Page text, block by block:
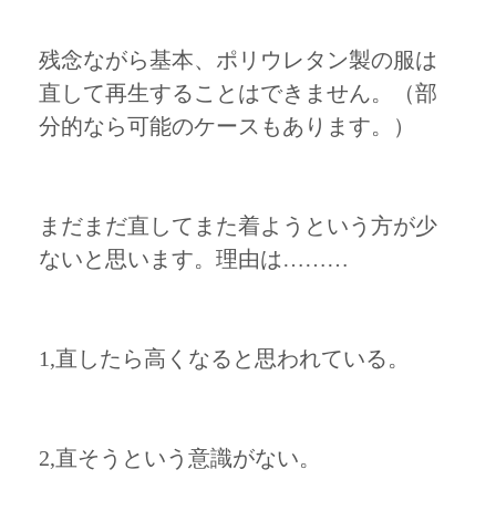
残念ながら基本、ポリウレタン製の服は
直して再生することはできません。（部
分的なら可能のケースもあります。）
まだまだ直してまた着ようという方が少
ないと思います。理由は………
1,直したら高くなると思われている。
2,直そうという意識がない。